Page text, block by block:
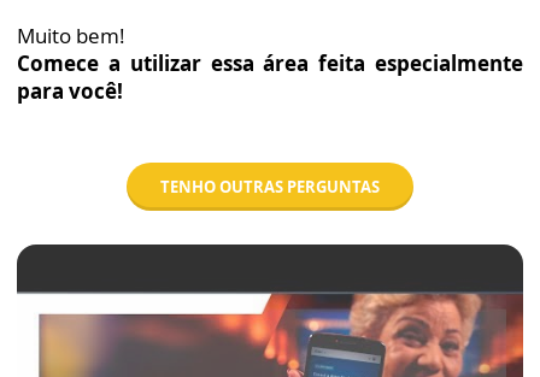
Muito bem!
Comece a utilizar essa área feita especialmente
para você!
TENHO OUTRAS PERGUNTAS